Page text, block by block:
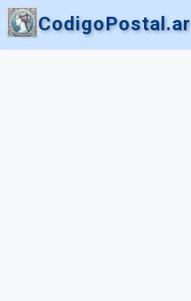
CodigoPostal.ar